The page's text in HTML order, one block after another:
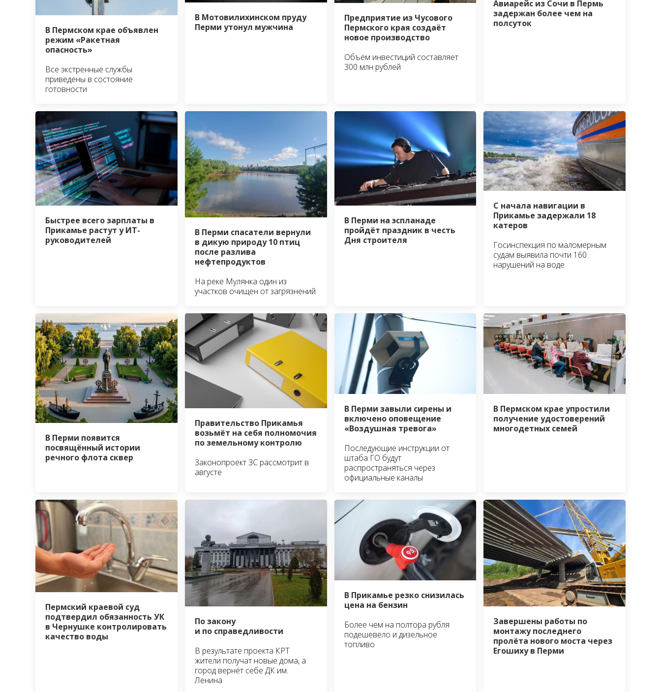
В Пермском крае объявлен
режим «Ракетная
опасность»
Все экстренные службы
приведены в состояние
готовности
В Мотовилихинском пруду
Перми утонул мужчина
Предприятие из Чусового
Пермского края создаёт
новое производство
Объём инвестиций составляет
300 млн рублей
Авиарейс из Сочи в Пермь
задержан более чем на
полсуток
Быстрее всего зарплаты в
Прикамье растут у ИТ-
руководителей
В Перми спасатели вернули
в дикую природу 10 птиц
после разлива
нефтепродуктов
На реке Мулянка один из
участков очищен от загрязнений
В Перми на эспланаде
пройдёт праздник в честь
Дня строителя
С начала навигации в
Прикамье задержали 18
катеров
Госинспекция по маломерным
судам выявила почти 160
нарушений на воде
В Перми появится
посвящённый истории
речного флота сквер
Правительство Прикамья
возьмёт на себя полномочия
по земельному контролю
Законопроект ЗС рассмотрит в
августе
В Перми завыли сирены и
включено оповещение
«Воздушная тревога»
Последующие инструкции от
штаба ГО будут
распространяться через
официальные каналы
В Пермском крае упростили
получение удостоверений
многодетных семей
Пермский краевой суд
подтвердил обязанность УК
в Чернушке контролировать
качество воды
По закону
и по справедливости
В результате проекта КРТ
жители получат новые дома, а
город вернёт себе ДК им.
Ленина
В Прикамье резко снизилась
цена на бензин
Более чем на полтора рубля
подешевело и дизельное
топливо
Завершены работы по
монтажу последнего
пролёта нового моста через
Егошиху в Перми